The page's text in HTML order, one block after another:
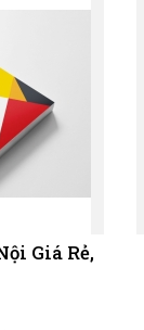
Giá Rẻ,